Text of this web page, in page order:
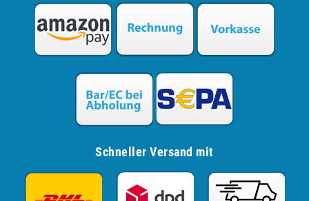
Schneller Versand mit